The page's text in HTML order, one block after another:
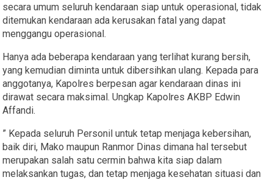
secara umum seluruh kendaraan siap untuk operasional, tidak
ditemukan kendaraan ada kerusakan fatal yang dapat
menggangu operasional.
Hanya ada beberapa kendaraan yang terlihat kurang bersih,
yang kemudian diminta untuk dibersihkan ulang. Kepada para
anggotanya, Kapolres berpesan agar kendaraan dinas ini
dirawat secara maksimal. Ungkap Kapolres AKBP Edwin
Affandi.
” Kepada seluruh Personil untuk tetap menjaga kebersihan,
baik diri, Mako maupun Ranmor Dinas dimana hal tersebut
merupakan salah satu cermin bahwa kita siap dalam
melaksankan tugas, dan tetap menjaga kesehatan situasi dan